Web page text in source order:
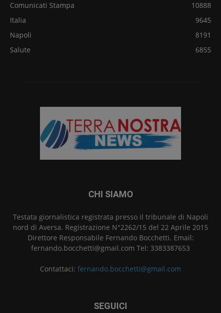
Comunicati Stampa
10888
Italia
9645
Napoli
8191
Salute
6855
CHI SIAMO
Testata giornalistica registrata presso il tribunale di Napoli
nord di Aversa. Registrazione N°2262/15 del 22 Aprile 2015
Direttore Responsabile Fernando Bocchetti. Email:
fernando.bocchetti@gmail.com Tel: 3383387653
Contattaci: fernando.bocchetti@gmail.com
SEGUICI